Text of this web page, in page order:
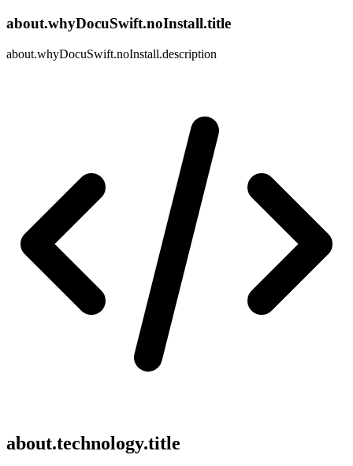
about.whyDocuSwift.noInstall.title
about.whyDocuSwift.noInstall.description
about.technology.title